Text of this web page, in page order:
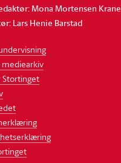
Mona Mortensen Krane
Lars Henie Barstad